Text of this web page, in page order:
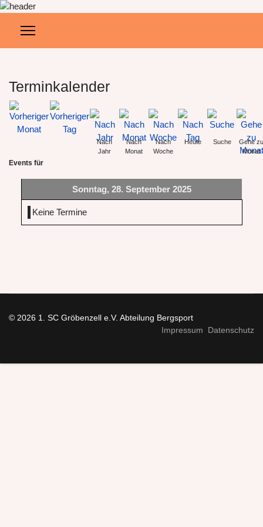
Terminkalender
Nach
Jahr
Nach
Monat
Nach
Woche
Heute Suche
Gehe zu
Monat
Events für
Sonntag, 28. September 2025
Keine Termine
© 2026 1. SC Gröbenzell e.V. Abteilung Bergsport
Impressum
Datenschutz